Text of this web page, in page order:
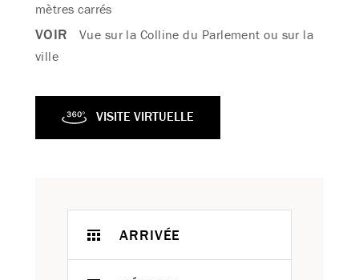
mètres carrés
VOIR
Vue sur la Colline du Parlement ou sur la
ville
VISITE VIRTUELLE
ARRIVÉE